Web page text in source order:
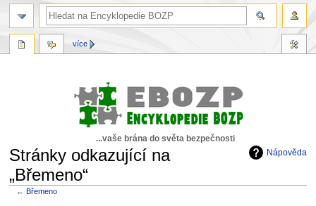
...vaše brána do světa bezpečnosti
Nápověda
Stránky odkazující na
„Břemeno“
← Břemeno
více